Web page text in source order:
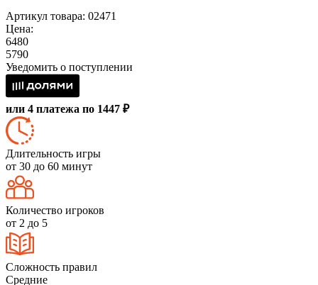
Артикул товара: 02471
Цена:
6480
5790
Уведомить о поступлении
или 4 платежа по 1447 ₽
Длительность игры
от 30 до 60 минут
Количество игроков
от 2 до 5
Сложность правил
Средние